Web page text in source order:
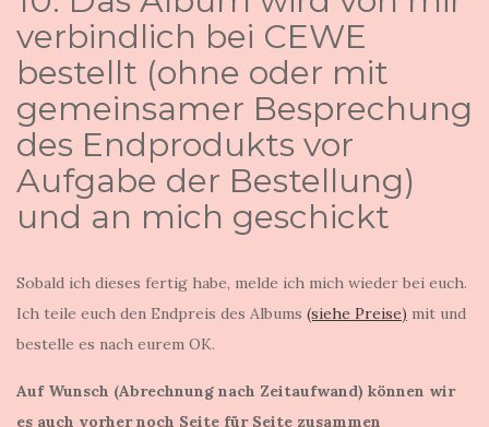
verbindlich bei CEWE
bestellt (ohne oder mit
gemeinsamer Besprechung
des Endprodukts vor
Aufgabe der Bestellung)
und an mich geschickt
Sobald ich dieses fertig habe, melde ich mich wieder bei euch.
Ich teile euch den Endpreis des Albums (siehe Preise) mit und
bestelle es nach eurem OK.
Auf Wunsch (Abrechnung nach Zeitaufwand) können wir
es auch vorher noch Seite für Seite zusammen